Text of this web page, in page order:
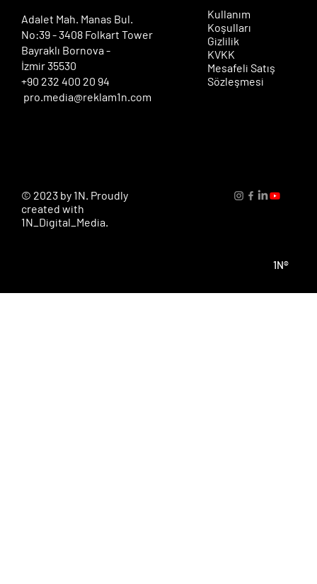
​Adalet Mah. Manas Bul.
No:39 - 3408 Folkart Tower
Bayraklı Bornova -
İzmir 35530
+90 232 400 20 94
pro.media@reklam1n.com
Kullanım
Koşulları
Gizlilik
KVKK
Mesafeli Satış
Sözleşmesi
1N®
© 2023 by 1N. Proudly
created with
1N_Digital_Media.